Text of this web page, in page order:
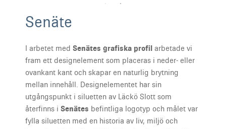
Senäte
I arbetet med Senätes grafiska profil arbetade vi
fram ett designelement som placeras i neder- eller
ovankant kant och skapar en naturlig brytning
mellan innehåll. Designelementet har sin
utgångspunkt i siluetten av Läckö Slott som
återfinns i Senätes befintliga logotyp och målet var
fylla siluetten med en historia av liv, miljö och